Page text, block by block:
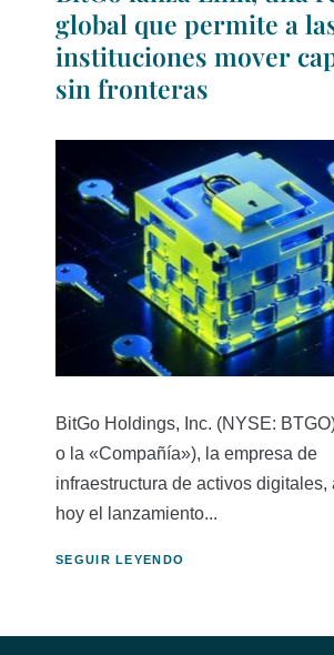
global que permite a
instituciones mover
sin fronteras
BitGo Holdings, Inc. (NYSE:
o la «Compañía»), la empresa de
infraestructura de activos digitales,
hoy el lanzamiento...
SEGUIR LEYENDO